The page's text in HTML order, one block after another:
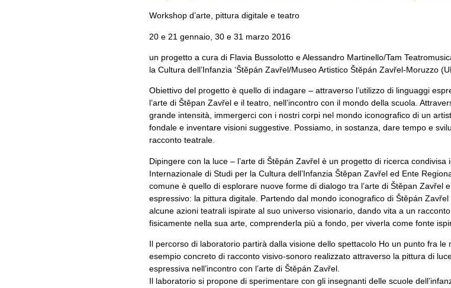
Workshop d’arte, pittura digitale e teatro
20 e 21 gennaio, 30 e 31 marzo 2016
un progetto a cura di Flavia Bussolotto e Alessandro Martinello/Tam
la Cultura dell’Infanzia ‘Štěpán Zavřel/Museo Artistico Štěpán Zavřel-Moruzzo
Obiettivo del progetto è quello di indagare – attraverso l’utilizzo di linguaggi
l’arte di Štěpan Zavřel e il teatro, nell’incontro con il mondo della scuola.
grande intensità, immergerci con i nostri corpi nel mondo iconografico di un
fondale e inventare visioni suggestive. Possiamo, in sostanza, dare tempo e
racconto teatrale.
Dipingere con la luce – l’arte di Štěpán Zavřel è un progetto di ricerca
Internazionale di Studi per la Cultura dell’Infanzia Štěpan Zavřel ed Ente
comune è quello di esplorare nuove forme di dialogo tra l’arte di Štěpan Zavřel
espressivo: la pittura digitale. Partendo dal mondo iconografico di Štěpán
alcune azioni teatrali ispirate al suo universo visionario, dando vita a un
fisicamente nella sua arte, comprenderla più a fondo, per viverla come fonte
Il percorso di laboratorio partirà dalla visione dello spettacolo Ho un punto fra
esempio concreto di racconto visivo-sonoro realizzato attraverso la pittura di
espressiva nell’incontro con l’arte di Štěpán Zavřel.
Il laboratorio si propone di sperimentare con gli insegnanti delle scuole